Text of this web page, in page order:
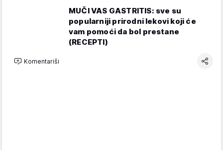
MUČI VAS GASTRITIS: sve su
popularniji prirodni lekovi koji će
vam pomoći da bol prestane
(RECEPTI)
Komentariši